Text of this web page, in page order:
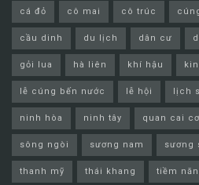
cá đỏ cô mai cô trúc
cầu dinh du lịch dân cư
gỏi lua hà liên khí hậu
lễ cúng bến nước lễ hội lịch
ninh hòa ninh tây quan cai cơ
sông ngòi sương nam sương
thanh mỹ thái khang tiềm